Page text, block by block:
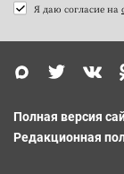
Я даю согласие на
Полная версия
Редакционная